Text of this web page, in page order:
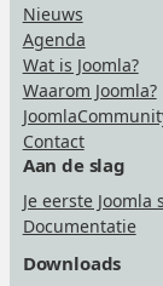
Nieuws
Agenda
Wat is Joomla?
Waarom Joomla?
Contact
Aan de slag
Je eerste Joomla
Documentatie
Downloads